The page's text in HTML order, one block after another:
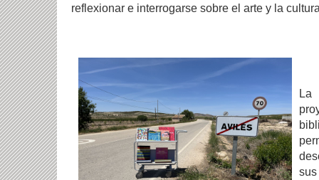
reflexionar e interrogarse sobre el arte y la